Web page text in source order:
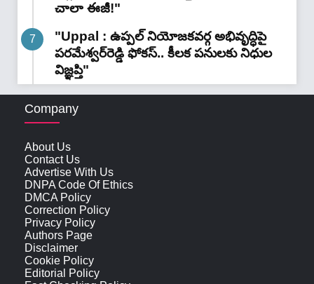
చాలా ఈజీ!"
"Uppal : ఉప్పల్ నియోజకవర్గ అభివృద్ధిపై
పరమేశ్వర్‌రెడ్డి ఫోకస్.. కీలక పనులకు నిధుల
విజ్ఞప్తి"
Company
About Us
Contact Us
Advertise With Us
DNPA Code Of Ethics
DMCA Policy
Correction Policy
Privacy Policy
Authors Page
Disclaimer
Cookie Policy
Editorial Policy